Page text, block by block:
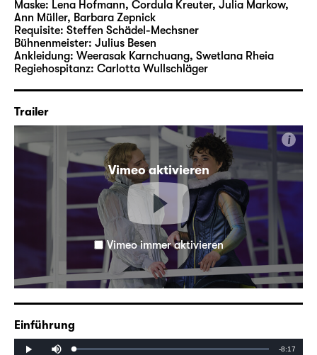
Maske: Lena Hofmann, Cordula Kreuter, Julia Markow,
Ann Müller, Barbara Zepnick
Requisite: Steffen Schädel-Mechsner
Bühnenmeister: Julius Besen
Ankleidung: Weerasak Karnchuang, Swetlana Rheia
Regiehospitanz: Carlotta Wullschläger
Trailer
Vimeo aktivieren
i
Vimeo immer aktivieren
Einführung
Play Loaded:
Progress:
Remaining
-8:17